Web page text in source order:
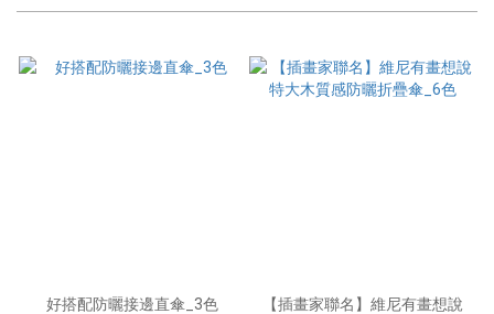
好搭配防曬接邊直傘_3色
【插畫家聯名】維尼有畫想說